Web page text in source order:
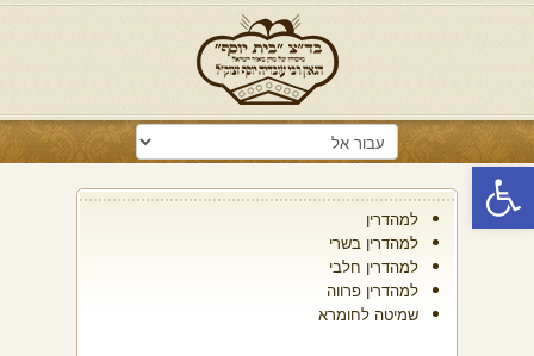
פתח סרגל נגישות
למהדרין
למהדרין בשרי
למהדרין חלבי
למהדרין פרווה
שמיטה לחומרא